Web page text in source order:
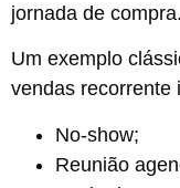
jornada de compra.
Um exemplo
vendas recorrente
No-show;
Reunião